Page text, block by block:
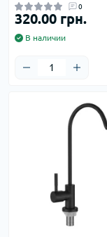
0
320.00 грн.
В наличии